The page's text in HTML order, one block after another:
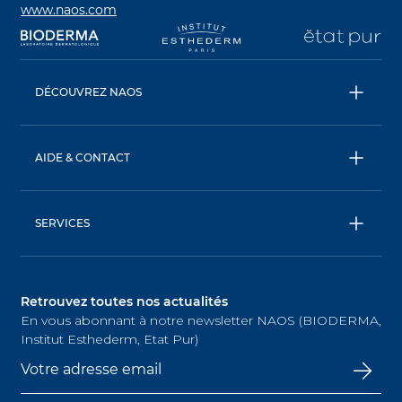
www.naos.com
s’ouvre dans un nouvel onglet
s’ouvre dans un
DÉCOUVREZ NAOS
ETAT PUR
AIDE & CONTACT
Livraison & retour
SERVICES
SkinCoachs, contactez nos experts
Trouvez nos points de vente
Retrouvez toutes nos actualités
En vous abonnant à notre newsletter NAOS (BIODERMA,
Institut Esthederm, Etat Pur)